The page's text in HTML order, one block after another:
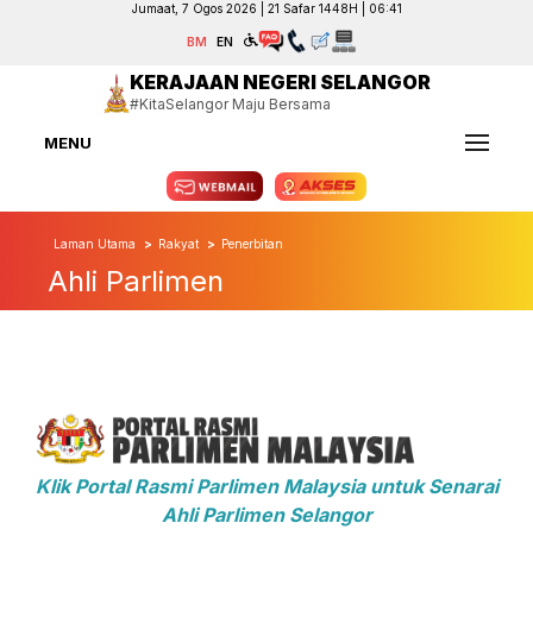
Jumaat, 7 Ogos 2026 | 21 Safar 1448H | 06:41
BM EN
KERAJAAN NEGERI SELANGOR
#KitaSelangor Maju Bersama
MENU
Laman Utama Rakyat Penerbitan
Ahli Parlimen
Klik Portal Rasmi Parlimen Malaysia untuk Senarai
Ahli Parlimen Selangor